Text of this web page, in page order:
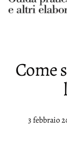
Come
Pubblicato
3 febbraio